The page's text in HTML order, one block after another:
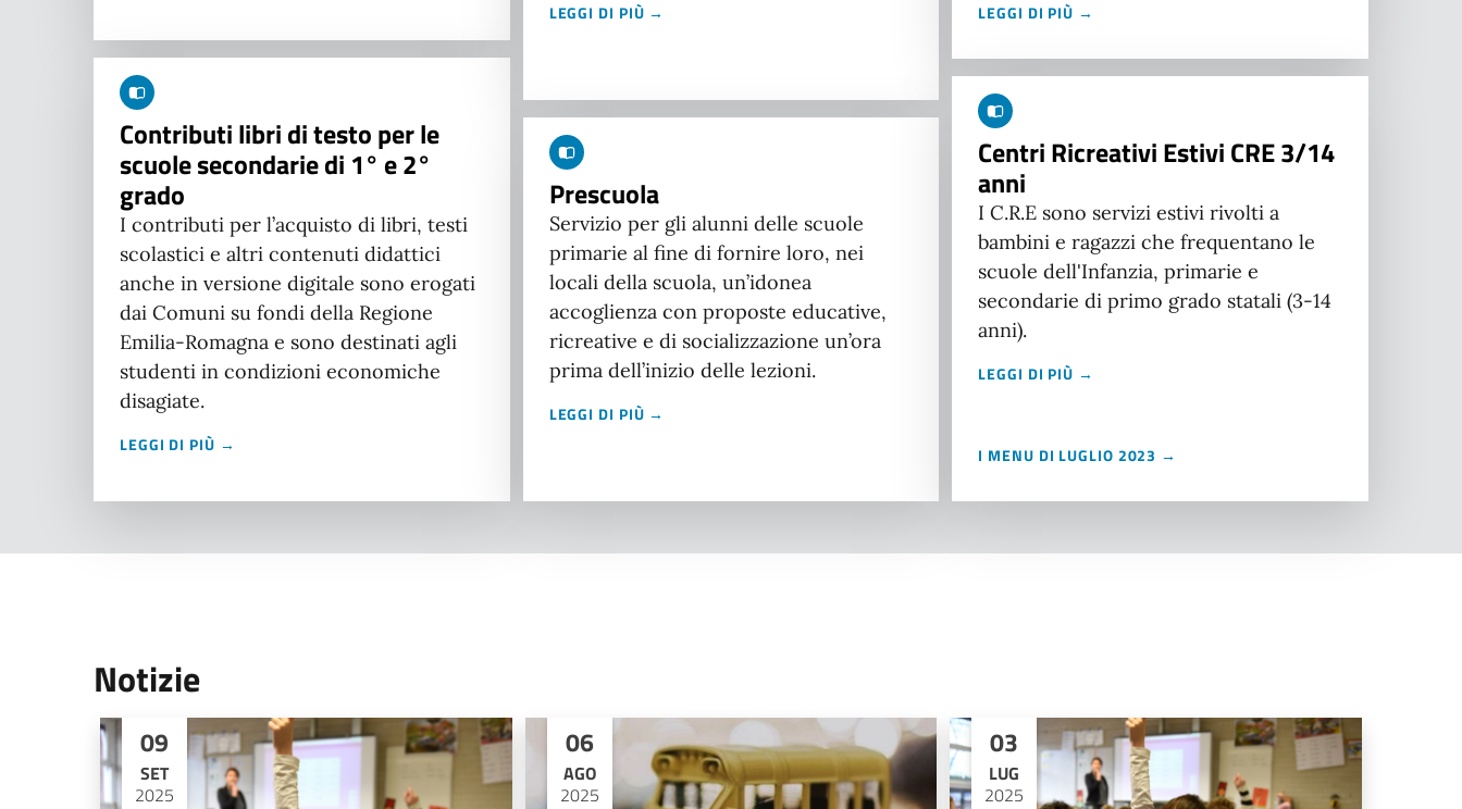
Contributi libri di testo per le
scuole secondarie di 1° e 2°
grado
I contributi per l’acquisto di libri, testi
scolastici e altri contenuti didattici
anche in versione digitale sono erogati
dai Comuni su fondi della Regione
Emilia-Romagna e sono destinati agli
studenti in condizioni economiche
disagiate.
LEGGI DI PIÙ →
LEGGI DI PIÙ →
Prescuola
Servizio per gli alunni delle scuole
primarie al fine di fornire loro, nei
locali della scuola, un’idonea
accoglienza con proposte educative,
ricreative e di socializzazione un’ora
prima dell’inizio delle lezioni.
LEGGI DI PIÙ →
LEGGI DI PIÙ →
Centri Ricreativi Estivi CRE 3/14
anni
I C.R.E sono servizi estivi rivolti a
bambini e ragazzi che frequentano le
scuole dell'Infanzia, primarie e
secondarie di primo grado statali (3-14
anni).
LEGGI DI PIÙ →
I MENU DI LUGLIO 2023 →
Notizie
09
SET
2025
06
AGO
2025
03
LUG
2025